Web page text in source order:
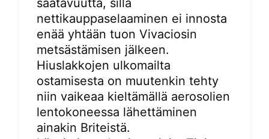
saatavuutta, sillä
nettikauppaselaaminen ei innosta
enää yhtään tuon Vivaciosin
metsästämisen jälkeen.
Hiuslakkojen ulkomailta
ostamisesta on muutenkin tehty
niin vaikeaa kieltämällä aerosolien
lentokoneessa lähettäminen
ainakin Briteistä.